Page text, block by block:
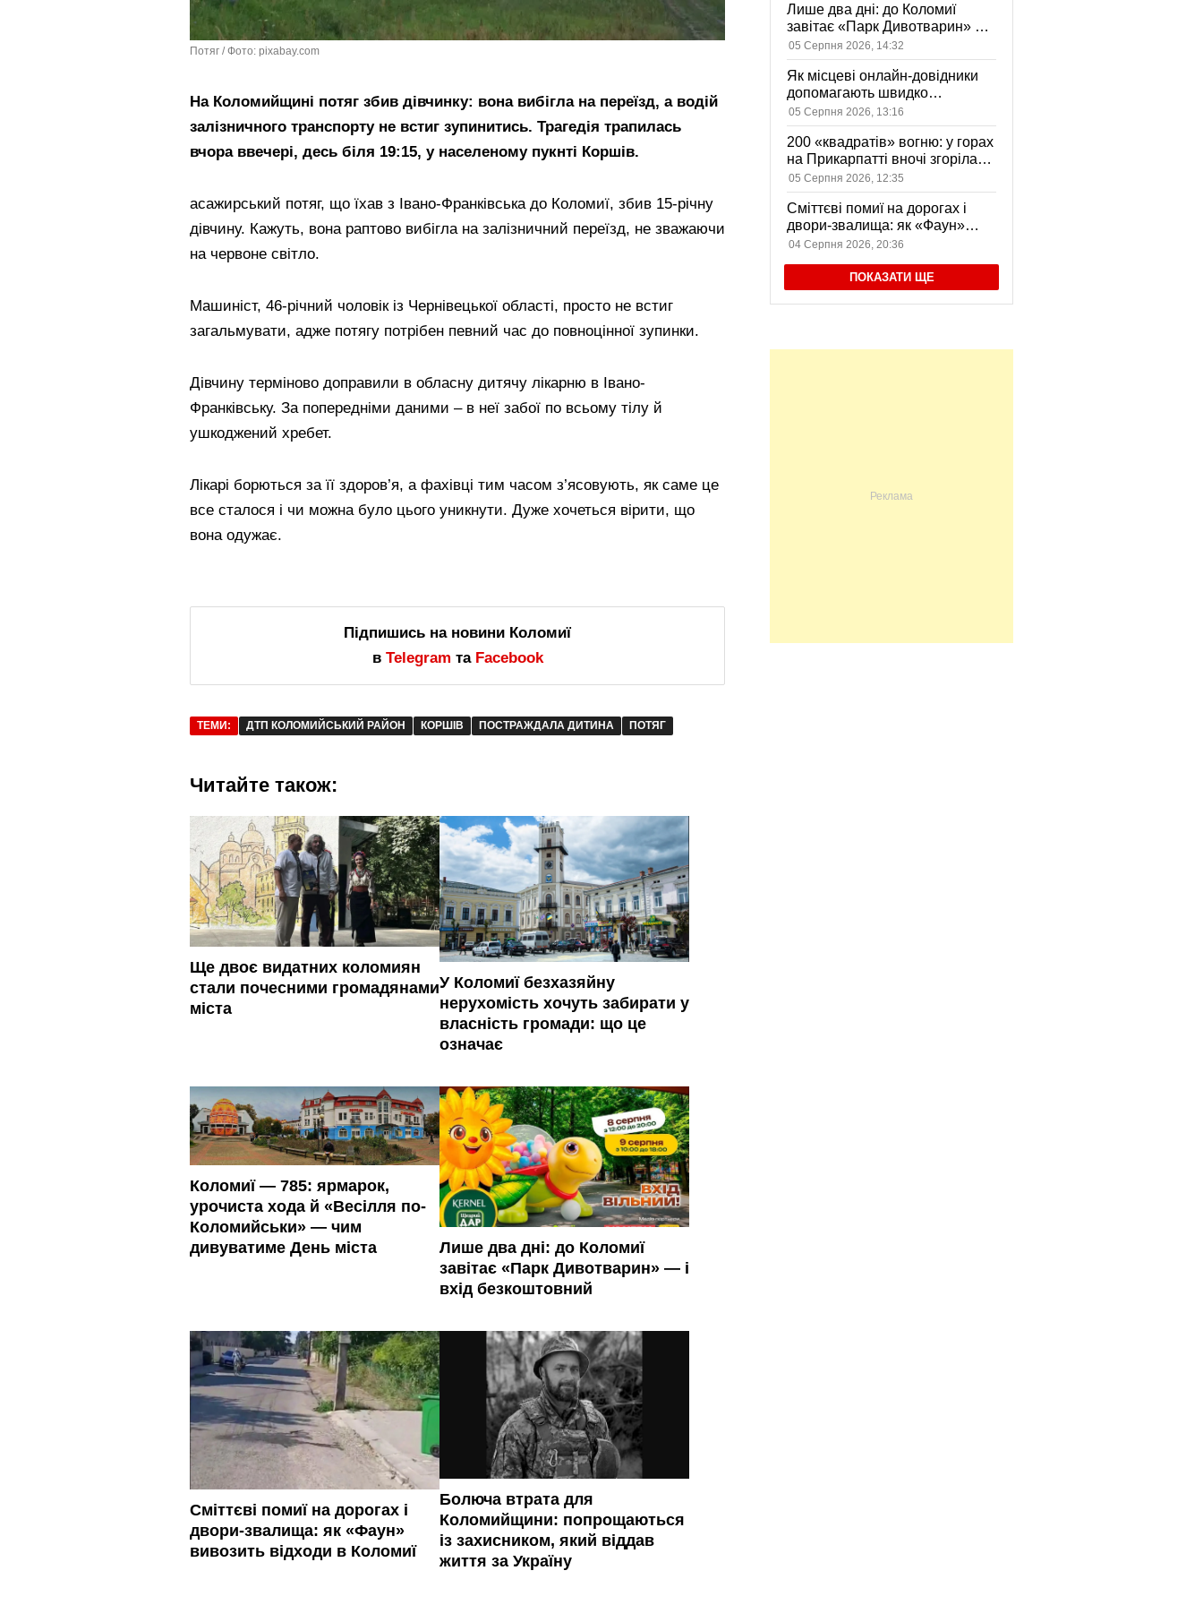
Потяг / Фото: pixabay.com
На Коломийщині потяг збив дівчинку: вона вибігла на переїзд, а водій
залізничного транспорту не встиг зупинитись. Трагедія трапилась
вчора ввечері, десь біля 19:15, у населеному пукнті Коршів.
асажирський потяг, що їхав з Івано-Франківська до Коломиї, збив 15-річну
дівчину. Кажуть, вона раптово вибігла на залізничний переїзд, не зважаючи
на червоне світло.
Машиніст, 46-річний чоловік із Чернівецької області, просто не встиг
загальмувати, адже потягу потрібен певний час до повноцінної зупинки.
Дівчину терміново доправили в обласну дитячу лікарню в Івано-
Франківську. За попередніми даними – в неї забої по всьому тілу й
ушкоджений хребет.
Лікарі борються за її здоров’я, а фахівці тим часом з’ясовують, як саме це
все сталося і чи можна було цього уникнути. Дуже хочеться вірити, що
вона одужає.
Підпишись на новини Коломиї
в Telegram та Facebook
ТЕМИ: ДТП КОЛОМИЙСЬКИЙ РАЙОН КОРШІВ ПОСТРАЖДАЛА ДИТИНА ПОТЯГ
Читайте також:
Ще двоє видатних коломиян
стали почесними громадянами
міста
У Коломиї безхазяйну
нерухомість хочуть забирати у
власність громади: що це
означає
Коломиї — 785: ярмарок,
урочиста хода й «Весілля по-
Коломийськи» — чим
дивуватиме День міста
Лише два дні: до Коломиї
завітає «Парк Дивотварин» — і
вхід безкоштовний
Сміттєві помиї на дорогах і
двори-звалища: як «Фаун»
вивозить відходи в Коломиї
Болюча втрата для
Коломийщини: попрощаються
із захисником, який віддав
життя за Україну
Лише два дні: до Коломиї
завітає «Парк Дивотварин» — і
вхід безкоштовний
05 Серпня 2026, 14:32
Як місцеві онлайн-довідники
допомагають швидко
знаходити послуги у своєму
місті
05 Серпня 2026, 13:16
200 «квадратів» вогню: у горах
на Прикарпатті вночі згоріла
садиба, є постраждала
05 Серпня 2026, 12:35
Сміттєві помиї на дорогах і
двори-звалища: як «Фаун»
вивозить відходи в Коломиї
04 Серпня 2026, 20:36
ПОКАЗАТИ ЩЕ